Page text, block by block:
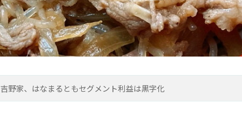
吉野家、はなまるともセグメント利益は黒字化